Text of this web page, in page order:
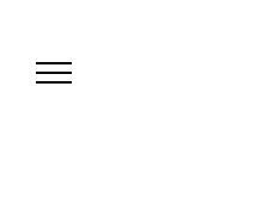
springen